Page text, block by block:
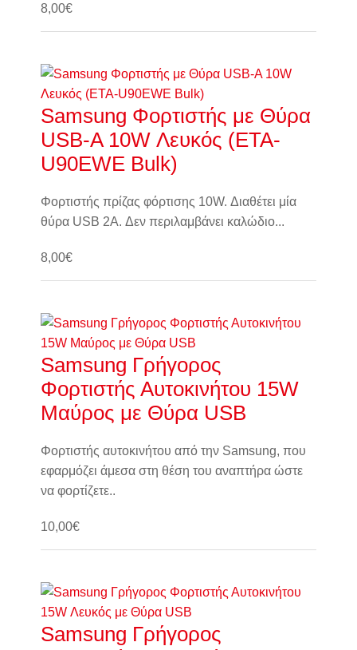
8,00€
Samsung Φορτιστής με Θύρα
USB-A 10W Λευκός (ETA-
U90EWE Bulk)
Φορτιστής πρίζας φόρτισης 10W. Διαθέτει μία
θύρα USB 2A. Δεν περιλαμβάνει καλώδιο...
8,00€
Samsung Γρήγορος
Φορτιστής Αυτοκινήτου 15W
Μαύρος με Θύρα USB
Φορτιστής αυτοκινήτου από την Samsung, που
εφαρμόζει άμεσα στη θέση του αναπτήρα ώστε
να φορτίζετε..
10,00€
Samsung Γρήγορος